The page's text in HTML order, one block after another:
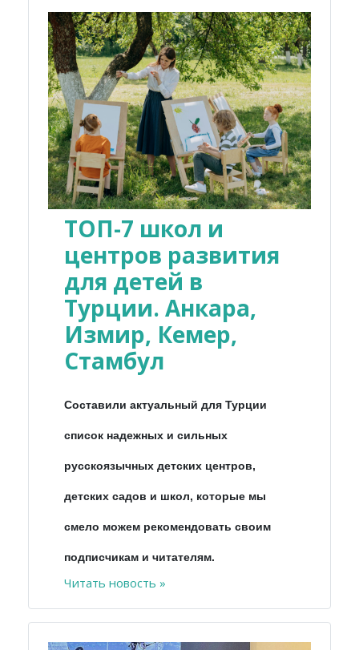
ТОП-7 школ и
центров развития
для детей в
Турции. Анкара,
Измир, Кемер,
Стамбул
Составили актуальный для Турции
список надежных и сильных
русскоязычных детских центров,
детских садов и школ, которые мы
смело можем рекомендовать своим
подписчикам и читателям.
Читать новость »